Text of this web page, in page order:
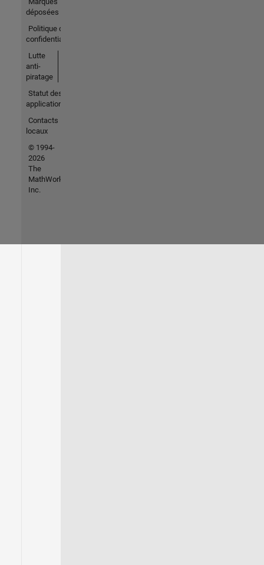
déposées
Politique de
confidentialité
Lutte
anti-
piratage
Statut des
applications
Contacts
locaux
© 1994-
2026
The
MathWorks,
Inc.